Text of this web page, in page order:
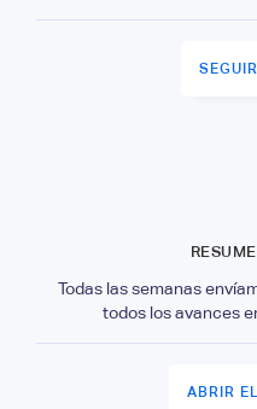
Todas las semanas
todos los avances
ABRIR